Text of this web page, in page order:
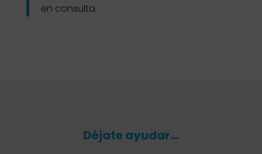
en consulta.
Déjate ayudar…